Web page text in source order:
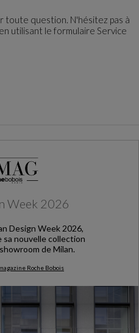
toute question. N'hésitez pas à
utilisant le formulaire Service
Week 2026
Design Week 2026,
sa nouvelle collection
de Milan.
Roche Bobois
Milan Design Week 2026